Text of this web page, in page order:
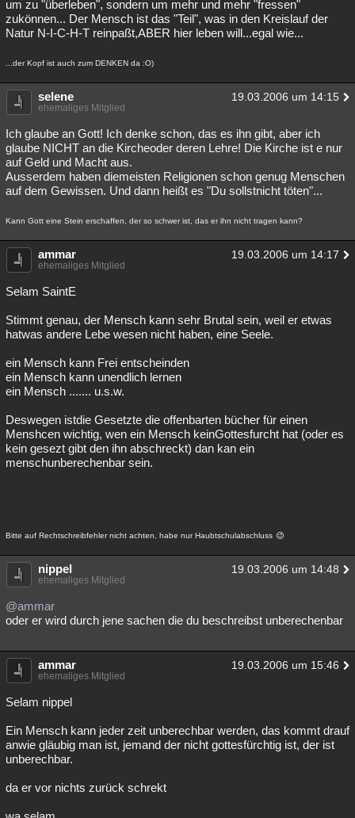
um zu "überleben", sondern um mehr und mehr "fressen"
zukönnen... Der Mensch ist das "Teil", was in den Kreislauf der
Natur N-I-C-H-T reinpaßt,ABER hier leben will...egal wie...
...der Kopf ist auch zum DENKEN da :O)
selene 19.03.2006 um 14:15
ehemaliges Mitglied
Ich glaube an Gott! Ich denke schon, das es ihn gibt, aber ich
glaube NICHT an die Kircheoder deren Lehre! Die Kirche ist e nur
auf Geld und Macht aus.
Ausserdem haben diemeisten Religionen schon genug Menschen
auf dem Gewissen. Und dann heißt es "Du sollstnicht töten"...
Kann Gott eine Stein erschaffen, der so schwer ist, das er ihn nicht tragen kann?
ammar 19.03.2006 um 14:17
ehemaliges Mitglied
Selam SaintE
Stimmt genau, der Mensch kann sehr Brutal sein, weil er etwas
hatwas andere Lebe wesen nicht haben, eine Seele.
ein Mensch kann Frei entscheinden
ein Mensch kann unendlich lernen
ein Mensch ....... u.s.w.
Deswegen istdie Gesetzte die offenbarten bücher für einen
Menshcen wichtig, wen ein Mensch keinGottesfurcht hat (oder es
kein gesezt gibt den ihn abschreckt) dan kan ein
menschunberechenbar sein.
Bitte auf Rechtschreibfehler nicht achten, habe nur Haubtschulabschluss
nippel 19.03.2006 um 14:48
ehemaliges Mitglied
@ammar
oder er wird durch jene sachen die du beschreibst unberechenbar
ammar 19.03.2006 um 15:46
ehemaliges Mitglied
Selam nippel
Ein Mensch kann jeder zeit unberechbar werden, das kommt drauf
anwie gläubig man ist, jemand der nicht gottesfürchtig ist, der ist
unberechbar.
da er vor nichts zurück schrekt